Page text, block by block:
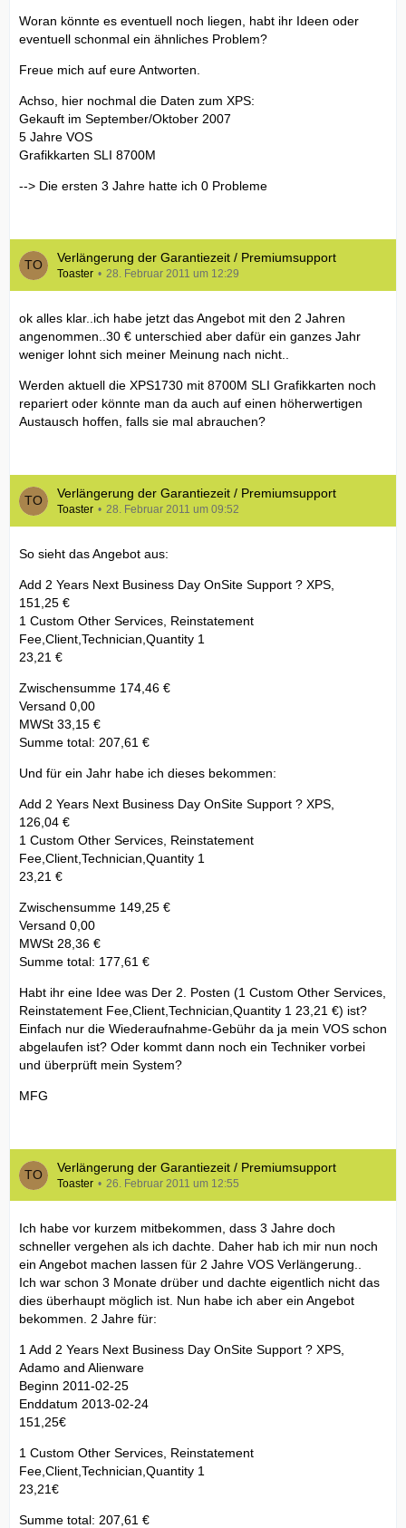
Woran könnte es eventuell noch liegen, habt ihr Ideen oder
eventuell schonmal ein ähnliches Problem?
Freue mich auf eure Antworten.
Achso, hier nochmal die Daten zum XPS:
Gekauft im September/Oktober 2007
5 Jahre VOS
Grafikkarten SLI 8700M
--> Die ersten 3 Jahre hatte ich 0 Probleme
Verlängerung der Garantiezeit / Premiumsupport
Toaster 28. Februar 2011 um 12:29
ok alles klar..ich habe jetzt das Angebot mit den 2 Jahren
angenommen..30 € unterschied aber dafür ein ganzes Jahr
weniger lohnt sich meiner Meinung nach nicht..
Werden aktuell die XPS1730 mit 8700M SLI Grafikkarten noch
repariert oder könnte man da auch auf einen höherwertigen
Austausch hoffen, falls sie mal abrauchen?
Verlängerung der Garantiezeit / Premiumsupport
Toaster 28. Februar 2011 um 09:52
So sieht das Angebot aus:
Add 2 Years Next Business Day OnSite Support ? XPS,
151,25 €
1 Custom Other Services, Reinstatement
Fee,Client,Technician,Quantity 1
23,21 €
Zwischensumme 174,46 €
Versand 0,00
MWSt 33,15 €
Summe total: 207,61 €
Und für ein Jahr habe ich dieses bekommen:
Add 2 Years Next Business Day OnSite Support ? XPS,
126,04 €
1 Custom Other Services, Reinstatement
Fee,Client,Technician,Quantity 1
23,21 €
Zwischensumme 149,25 €
Versand 0,00
MWSt 28,36 €
Summe total: 177,61 €
Habt ihr eine Idee was Der 2. Posten (1 Custom Other Services,
Reinstatement Fee,Client,Technician,Quantity 1 23,21 €) ist?
Einfach nur die Wiederaufnahme-Gebühr da ja mein VOS schon
abgelaufen ist? Oder kommt dann noch ein Techniker vorbei
und überprüft mein System?
MFG
Verlängerung der Garantiezeit / Premiumsupport
Toaster 26. Februar 2011 um 12:55
Ich habe vor kurzem mitbekommen, dass 3 Jahre doch
schneller vergehen als ich dachte. Daher hab ich mir nun noch
ein Angebot machen lassen für 2 Jahre VOS Verlängerung..
Ich war schon 3 Monate drüber und dachte eigentlich nicht das
dies überhaupt möglich ist. Nun habe ich aber ein Angebot
bekommen. 2 Jahre für:
1 Add 2 Years Next Business Day OnSite Support ? XPS,
Adamo and Alienware
Beginn 2011-02-25
Enddatum 2013-02-24
151,25€
1 Custom Other Services, Reinstatement
Fee,Client,Technician,Quantity 1
23,21€
Summe total: 207,61 €